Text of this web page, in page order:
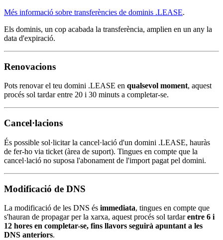
Més informació sobre transferències de dominis .LEASE.
Els dominis, un cop acabada la transferència, amplien en un any la
data d'expiració.
Renovacions
Pots renovar el teu domini .LEASE en qualsevol moment, aquest
procés sol tardar entre 20 i 30 minuts a completar-se.
Cancel·lacions
És possible sol·licitar la cancel·lació d'un domini .LEASE, hauràs
de fer-ho via ticket (àrea de suport). Tingues en compte que la
cancel·lació no suposa l'abonament de l'import pagat pel domini.
Modificació de DNS
La modificació de les DNS és immediata, tingues en compte que
s'hauran de propagar per la xarxa, aquest procés sol tardarentre 6 i
12 hores en completar-se, fins llavors seguirà apuntant a les
DNS anteriors.